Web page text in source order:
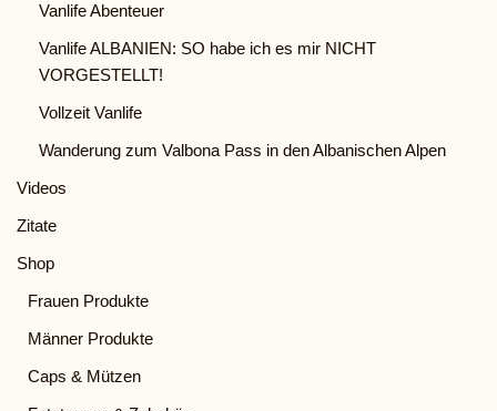
Vanlife Abenteuer
Vanlife ALBANIEN: SO habe ich es mir NICHT
VORGESTELLT!
Vollzeit Vanlife
Wanderung zum Valbona Pass in den Albanischen Alpen
Videos
Zitate
Shop
Frauen Produkte
Männer Produkte
Caps & Mützen